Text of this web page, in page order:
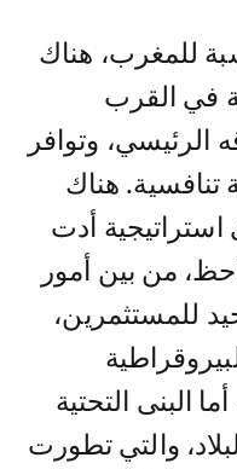
للمغرب، هناك
في القرب
الرئيسي، وتوافر
تنافسية. هناك
أدت
من بين أمور
للمستثمرين،
البنى التحتية
والتي تطورت